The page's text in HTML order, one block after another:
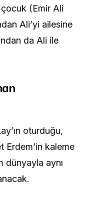
(Emir Ali
Ali’yi ailesine
da Ali ile
oturduğu,
Erdem’in kaleme
dünyayla aynı